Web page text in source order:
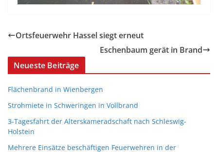
Ortsfeuerwehr Hassel siegt erneut
Eschenbaum gerät in Brand
Neueste Beiträge
Flächenbrand in Wienbergen
Strohmiete in Schweringen in Vollbrand
3-Tagesfahrt der Alterskameradschaft nach Schleswig-
Holstein
Mehrere Einsätze beschäftigen Feuerwehren in der